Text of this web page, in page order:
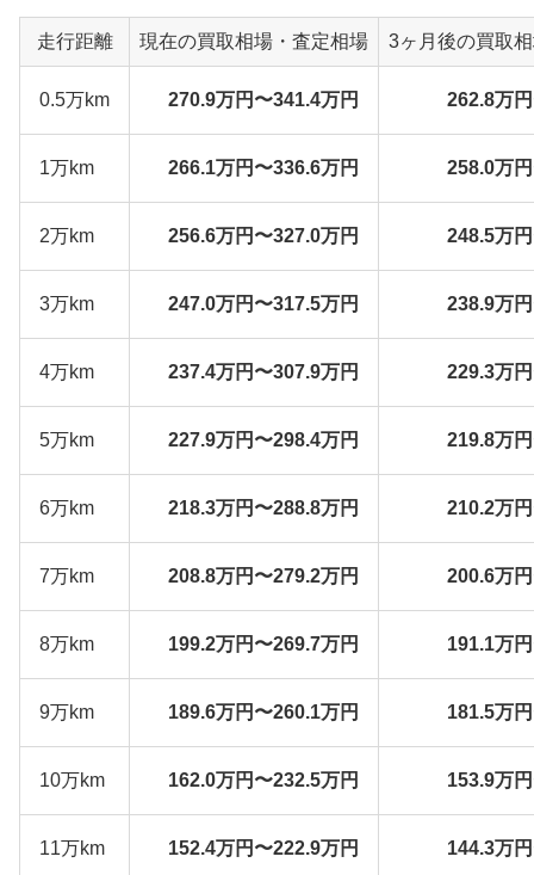
走行距離 現在の買取相場・査定相場 3ヶ月後の買取
0.5万km 270.9万円〜341.4万円 262.8万
1万km 266.1万円〜336.6万円 258.0万
2万km 256.6万円〜327.0万円 248.5万
3万km 247.0万円〜317.5万円 238.9万
4万km 237.4万円〜307.9万円 229.3万
5万km 227.9万円〜298.4万円 219.8万
6万km 218.3万円〜288.8万円 210.2万
7万km 208.8万円〜279.2万円 200.6万
8万km 199.2万円〜269.7万円 191.1万
9万km 189.6万円〜260.1万円 181.5万
10万km 162.0万円〜232.5万円 153.9万
11万km 152.4万円〜222.9万円 144.3万